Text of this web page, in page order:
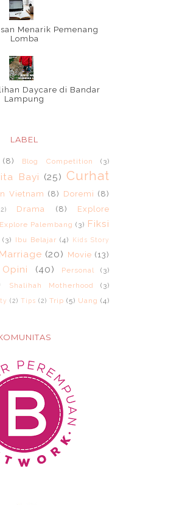
Menarik Pemenang
Lomba
Daycare di Bandar
Lampung
LABEL
(8) Blog Competition (3)
Bayi (25) Curhat
Vietnam (8) Doremi (8)
Drama (8)
Explore
Explore Palembang (3) Fiksi
(3) Ibu Belajar (4) Kids Story
Marriage (20) Movie (13)
Opini (40) Personal (3)
Shalihah Motherhood (3)
(2) Tips (2) Trip (5) Uang (4)